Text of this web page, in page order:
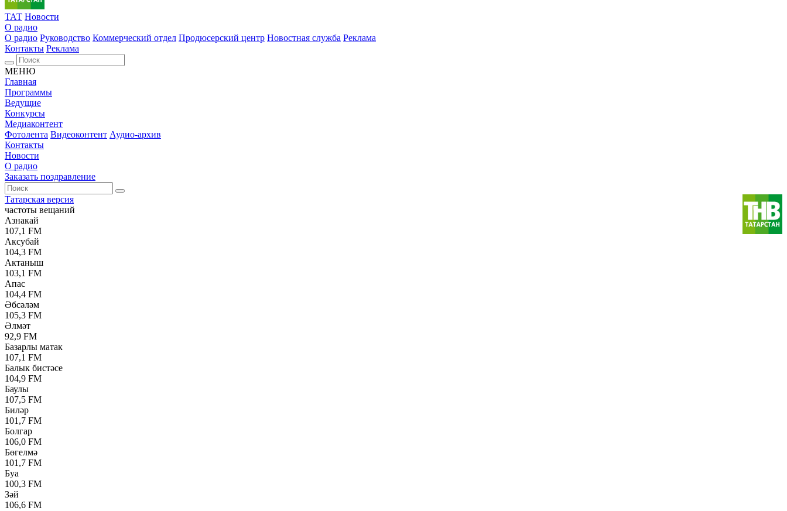
ТАТ Новости
О радио
О радио Руководство Коммерческий отдел Продюсерский центр Новостная служба Реклама
Контакты Реклама
МЕНЮ
Главная
Программы
Ведущие
Конкурсы
Медиаконтент
Фотолента Видеоконтент Аудио-архив
Контакты
Новости
О радио
Заказать поздравление
Татарская версия
частоты вещаний
Азнакай
107,1 FM
Аксубай
104,3 FM
Актаныш
103,1 FM
Апас
104,4 FM
Әбсәләм
105,3 FM
Әлмәт
92,9 FM
Базарлы матак
107,1 FM
Балык бистәсе
104,9 FM
Баулы
107,5 FM
Биләр
101,7 FM
Болгар
106,0 FM
Бөгелмә
101,7 FM
Буа
100,3 FM
Зәй
106,6 FM